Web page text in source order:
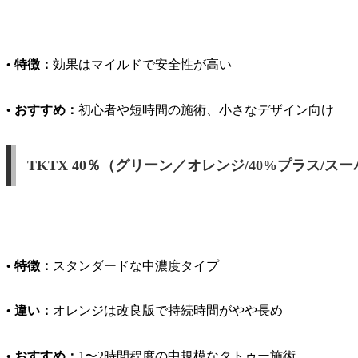
• 特徴： 効果はマイルドで安全性が高い
• おすすめ： 初心者や短時間の施術、小さなデザイン向け
TKTX 40％（グリーン／オレンジ/40%プラス/スー
• 特徴： スタンダードな中濃度タイプ
• 違い： オレンジは改良版で持続時間がやや長め